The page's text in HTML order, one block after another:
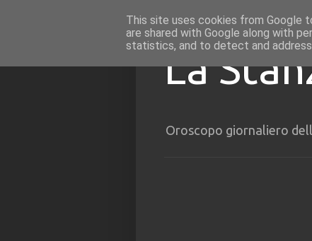
La
Oroscopo giornaliero
This site uses cookies from Google
are shared with Google along with
statistics, and to detect and address